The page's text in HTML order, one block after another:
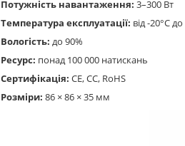
Потужність навантаження: 3–300 Вт
Температура експлуатації: від -20°C
Вологість: до 90%
Ресурс: понад 100 000 натискань
Сертифікація: CE, CC, RoHS
Розміри: 86 × 86 × 35 мм